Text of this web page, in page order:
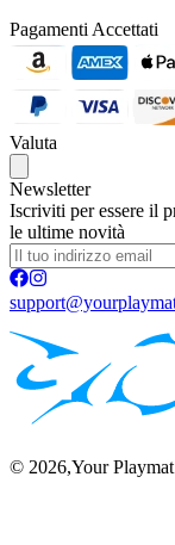
Pagamenti Accettati
Valuta
Newsletter
Iscriviti per essere il
le ultime novità
© 2026,Your Playmat